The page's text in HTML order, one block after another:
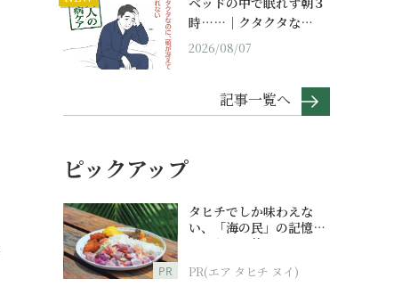
時……｜クタクタな…
2026/08/07
記事一覧へ
ピックアップ
PR
タヒチでしか味わえな
い、「海の民」の記憶へ
とつながる旅
PR(エア タヒチ ヌイ)